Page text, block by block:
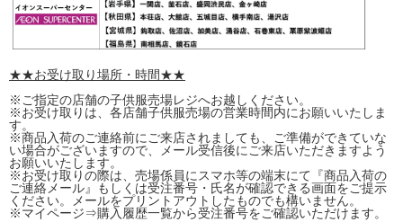
★★お受け取り場所・時間★★
※ご指定の店舗の子供服売場レジへお越しください。
※お受け取りは、各店舗子供服売場の営業時間内にお願いいたしま
す。
※商品入荷のご連絡前にご来店されましても、ご準備ができていな
い場合がございますので、メール受信後にご来店いただきますよう
お願いいたします。
※お受け取りの際は、売場係員にスマホ等の端末にて『商品入荷の
ご連絡メール』もしくは受注番号・氏名が確認できる画面をご提示
ください。メールをプリントアウトしたものでも構いません。
※マイページ⇒購入履歴一覧から受注番号をご確認いただけます。